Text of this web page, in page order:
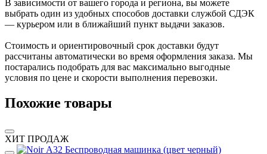
В зависимости от вашего города и региона, вы можете
выбрать один из удобных способов доставки службой СДЭК
— курьером или в ближайший пункт выдачи заказов.
Стоимость и ориентировочный срок доставки будут
рассчитаны автоматически во время оформления заказа. Мы
постарались подобрать для вас максимально выгодные
условия по цене и скорости выполнения перевозки.
Похожие товары
ХИТ ПРОДАЖ